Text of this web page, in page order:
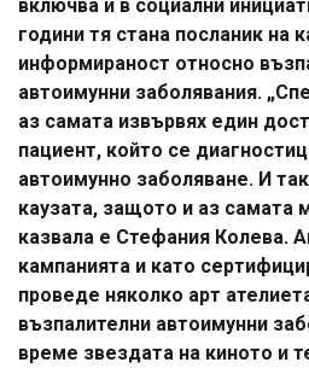
включва и в социални
години тя стана посланик на
информираност относно
автоимунни заболявания.
аз самата извървях един
пациент, който се
автоимунно заболяване. И
каузата, защото и аз самата
казвала е Стефания Колева.
кампанията и като
проведе няколко арт
възпалителни автоимунни
време звездата на киното и